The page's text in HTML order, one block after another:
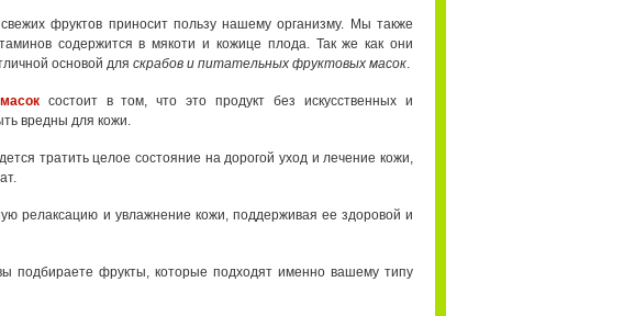
фруктов приносит пользу нашему организму. Мы также
содержится в мякоти и кожице плода. Так же как они
основой для скрабов и питательных фруктовых масок.
состоит в том, что это продукт без искусственных и
вредны для кожи.
тратить целое состояние на дорогой уход и лечение кожи,
релаксацию и увлажнение кожи, поддерживая ее здоровой и
подбираете фрукты, которые подходят именно вашему типу